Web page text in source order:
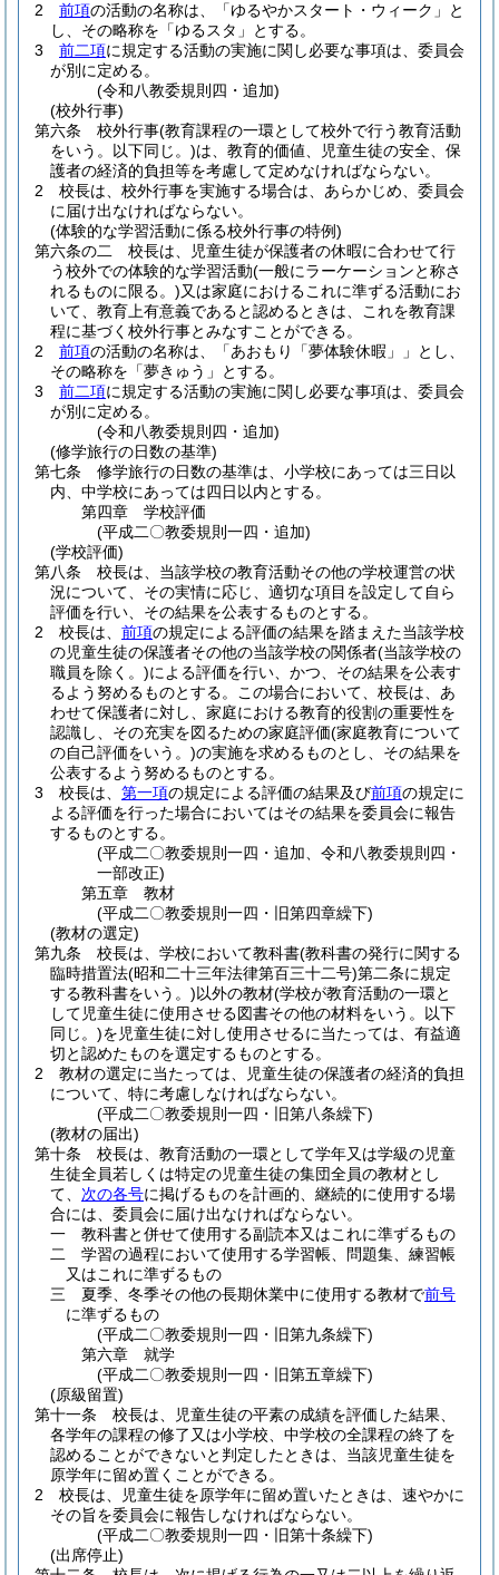
2
前項の活動の名称は、「ゆるやかスタート・ウィーク」と
し、その略称を「ゆるスタ」とする。
3
前二項に規定する活動の実施に関し必要な事項は、委員会
が別に定める。
(令和八教委規則四・追加)
(校外行事)
第六条
校外行事(教育課程の一環として校外で行う教育活動
をいう。以下同じ。)は、教育的価値、児童生徒の安全、保
護者の経済的負担等を考慮して定めなければならない。
2
校長は、校外行事を実施する場合は、あらかじめ、委員会
に届け出なければならない。
(体験的な学習活動に係る校外行事の特例)
第六条の二
校長は、児童生徒が保護者の休暇に合わせて行
う校外での体験的な学習活動(一般にラーケーションと称さ
れるものに限る。)又は家庭におけるこれに準ずる活動にお
いて、教育上有意義であると認めるときは、これを教育課
程に基づく校外行事とみなすことができる。
2
前項の活動の名称は、「あおもり「夢体験休暇」」とし、
その略称を「夢きゅう」とする。
3
前二項に規定する活動の実施に関し必要な事項は、委員会
が別に定める。
(令和八教委規則四・追加)
(修学旅行の日数の基準)
第七条
修学旅行の日数の基準は、小学校にあっては三日以
内、中学校にあっては四日以内とする。
第四章
学校評価
(平成二〇教委規則一四・追加)
(学校評価)
第八条
校長は、当該学校の教育活動その他の学校運営の状
況について、その実情に応じ、適切な項目を設定して自ら
評価を行い、その結果を公表するものとする。
2
校長は、 前項の規定による評価の結果を踏まえた当該学校
の児童生徒の保護者その他の当該学校の関係者(当該学校の
職員を除く。)による評価を行い、かつ、その結果を公表す
るよう努めるものとする。
この場合において、校長は、あ
わせて保護者に対し、家庭における教育的役割の重要性を
認識し、その充実を図るための家庭評価(家庭教育について
の自己評価をいう。)の実施を求めるものとし、その結果を
公表するよう努めるものとする。
3
校長は、 第一項の規定による評価の結果及び前項の規定に
よる評価を行った場合においてはその結果を委員会に報告
するものとする。
(平成二〇教委規則一四・追加、令和八教委規則四・
一部改正)
第五章
教材
(平成二〇教委規則一四・旧第四章繰下)
(教材の選定)
第九条
校長は、学校において教科書(教科書の発行に関する
臨時措置法(昭和二十三年法律第百三十二号)第二条に規定
する教科書をいう。)以外の教材(学校が教育活動の一環と
して児童生徒に使用させる図書その他の材料をいう。以下
同じ。)を児童生徒に対し使用させるに当たっては、有益適
切と認めたものを選定するものとする。
2
教材の選定に当たっては、児童生徒の保護者の経済的負担
について、特に考慮しなければならない。
(平成二〇教委規則一四・旧第八条繰下)
(教材の届出)
第十条
校長は、教育活動の一環として学年又は学級の児童
生徒全員若しくは特定の児童生徒の集団全員の教材とし
て、 次の各号に掲げるものを計画的、継続的に使用する場
合には、委員会に届け出なければならない。
一
教科書と併せて使用する副読本又はこれに準ずるもの
二
学習の過程において使用する学習帳、問題集、練習帳
又はこれに準ずるもの
三
夏季、冬季その他の長期休業中に使用する教材で前号
に準ずるもの
(平成二〇教委規則一四・旧第九条繰下)
第六章
就学
(平成二〇教委規則一四・旧第五章繰下)
(原級留置)
第十一条
校長は、児童生徒の平素の成績を評価した結果、
各学年の課程の修了又は小学校、中学校の全課程の終了を
認めることができないと判定したときは、当該児童生徒を
原学年に留め置くことができる。
2
校長は、児童生徒を原学年に留め置いたときは、速やかに
その旨を委員会に報告しなければならない。
(平成二〇教委規則一四・旧第十条繰下)
(出席停止)